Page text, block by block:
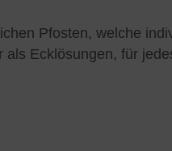
Pfosten, welche
Ecklösungen, für